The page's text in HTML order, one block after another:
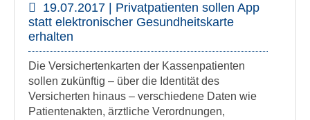
19.07.2017 | Privatpatienten sollen App
statt elektronischer Gesundheitskarte
erhalten
Die Versichertenkarten der Kassenpatienten
sollen zukünftig – über die Identität des
Versicherten hinaus – verschiedene Daten wie
Patientenakten, ärztliche Verordnungen,